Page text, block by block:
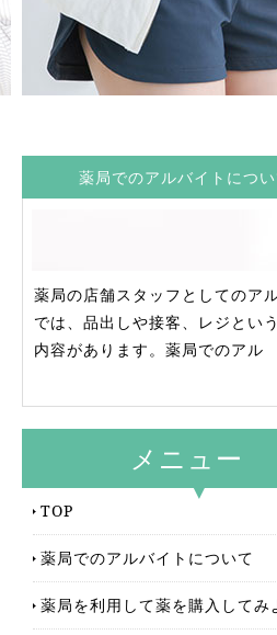
薬局でのアルバイトについ
薬局の店舗スタッフとしてのア
では、品出しや接客、レジとい
内容があります。薬局でのアル
メニュー
TOP
薬局でのアルバイトについて
薬局を利用して薬を購入してみ